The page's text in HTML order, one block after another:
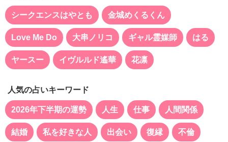
シークエンスはやとも 金城めくるくん
Love Me Do 大串ノリコ ギャル霊媒師 はる
ヤースー イヴルルド遙華 花凛
人気の占いキーワード
2026年下半期の運勢 人生 仕事 人間関係
結婚 私を好きな人 出会い 復縁 不倫